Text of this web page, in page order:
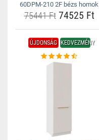
60DPM-210 2F bézs homok
75441 Ft74525 Ft
ÚJDONSÁG KEDVEZMÉNY